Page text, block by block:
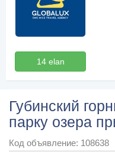
14 elan
Губинский
парку озера
Код объявление: 108638